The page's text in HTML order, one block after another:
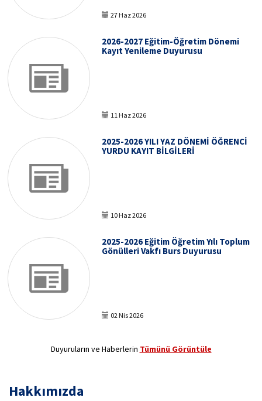
27 Haz 2026
2026-2027 Eğitim-Öğretim Dönemi
Kayıt Yenileme Duyurusu
11 Haz 2026
2025-2026 YILI YAZ DÖNEMİ ÖĞRENCİ
YURDU KAYIT BİLGİLERİ
10 Haz 2026
2025-2026 Eğitim Öğretim Yılı Toplum
Gönülleri Vakfı Burs Duyurusu
02 Nis 2026
Duyuruların ve Haberlerin Tümünü Görüntüle
Hakkımızda